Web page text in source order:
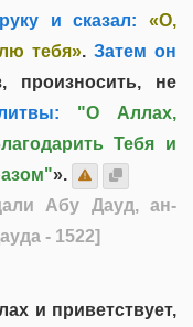
и сказал:
«О,
тебя».Затем он
произносить, не
"О Аллах,
Тебя и
».
Абу Дауд, ан-
- 1522]
и приветствует,